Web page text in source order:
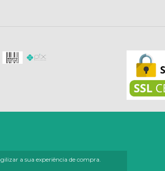
a sua experiência de compra.